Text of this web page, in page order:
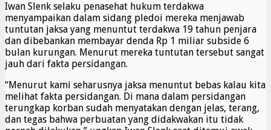
Iwan Slenk selaku penasehat hukum terdakwa
menyampaikan dalam sidang pledoi mereka menjawab
tuntutan jaksa yang menuntut terdakwa 19 tahun penjara
dan dibebankan membayar denda Rp 1 miliar subside 6
bulan kurungan. Menurut mereka tuntutan tersebut sangat
jauh dari fakta persidangan.
“Menurut kami seharusnya jaksa menuntut bebas kalau kita
melihat fakta persidangan. Di mana dalam persidangan
terungkap korban sudah menyatakan dengan jelas, terang,
dan tegas bahwa perbuatan yang didakwakan itu tidak